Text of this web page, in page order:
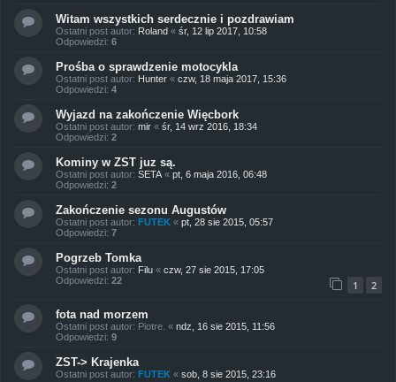
Witam wszystkich serdecznie i pozdrawiam
Ostatni post autor: Roland « śr, 12 lip 2017, 10:58
Odpowiedzi: 6
Prośba o sprawdzenie motocykla
Ostatni post autor: Hunter « czw, 18 maja 2017, 15:36
Odpowiedzi: 4
Wyjazd na zakończenie Więcbork
Ostatni post autor: mir « śr, 14 wrz 2016, 18:34
Odpowiedzi: 2
Kominy w ZST juz są.
Ostatni post autor: SETA « pt, 6 maja 2016, 06:48
Odpowiedzi: 2
Zakończenie sezonu Augustów
Ostatni post autor: FUTEK « pt, 28 sie 2015, 05:57
Odpowiedzi: 7
Pogrzeb Tomka
Ostatni post autor: Filu « czw, 27 sie 2015, 17:05
Odpowiedzi: 22 1 2
fota nad morzem
Ostatni post autor: Piotre. « ndz, 16 sie 2015, 11:56
Odpowiedzi: 9
ZST-> Krajenka
Ostatni post autor: FUTEK « sob, 8 sie 2015, 23:16